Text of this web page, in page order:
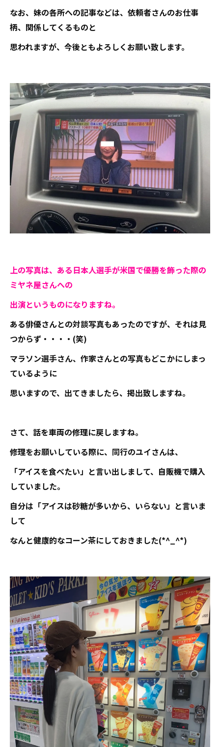
なお、妹の各所への記事などは、依頼者さんのお仕事
柄、関係してくるものと
思われますが、今後ともよろしくお願い致します。
上の写真は、ある日本人選手が米国で優勝を飾った際の
ミヤネ屋さんへの
出演というものになりますね。
ある俳優さんとの対談写真もあったのですが、それは見
つからず・・・・(笑)
マラソン選手さん、作家さんとの写真もどこかにしまっ
ているように
思いますので、出てきましたら、掲出致しますね。
さて、話を車両の修理に戻しますね。
修理をお願いしている際に、同行のユイさんは、
「アイスを食べたい」と言い出しまして、自販機で購入
していました。
自分は「アイスは砂糖が多いから、いらない」と言いま
して
なんと健康的なコーン茶にしておきました(*^_^*)